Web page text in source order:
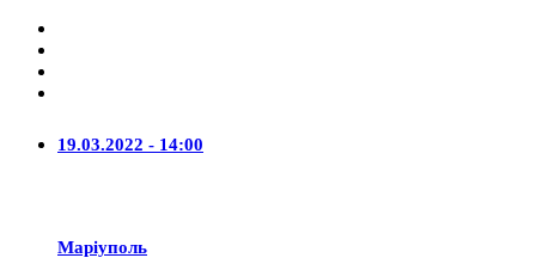
19.03.2022 - 14:00
Маріуполь